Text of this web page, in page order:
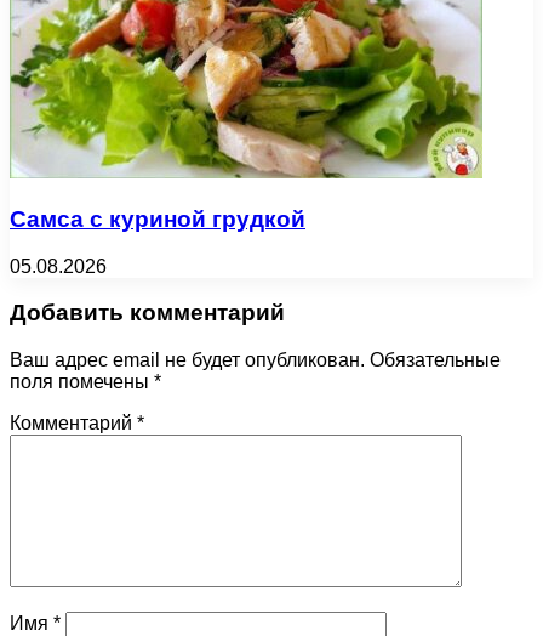
Самса с куриной грудкой
05.08.2026
Добавить комментарий
Ваш адрес email не будет опубликован. Обязательные
поля помечены *
Комментарий *
Имя *